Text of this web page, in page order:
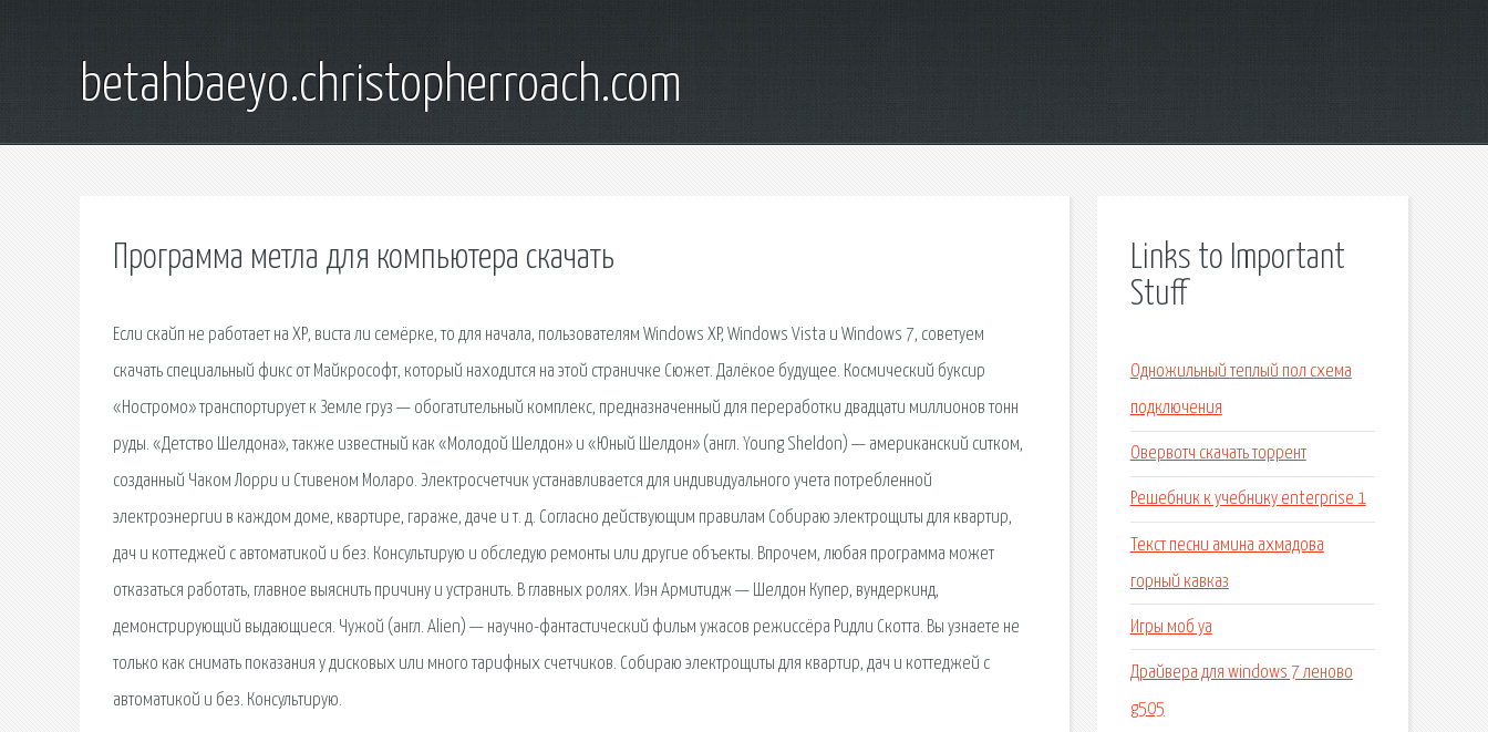
betahbaeyo.christopherroach.com
Программа метла для компьютера скачать
Если скайп не работает на ХР, виста ли семёрке, то для начала, пользователям Windows XP, Windows Vista и Windows 7, советуем
скачать специальный фикс от Майкрософт, который находится на этой страничке Сюжет. Далёкое будущее. Космический буксир
«Ностромо» транспортирует к Земле груз — обогатительный комплекс, предназначенный для переработки двадцати миллионов тонн
руды. «Детство Шелдона», также известный как «Молодой Шелдон» и «Юный Шелдон» (англ. Young Sheldon) — американский ситком,
созданный Чаком Лорри и Стивеном Моларо. Электросчетчик устанавливается для индивидуального учета потребленной
электроэнергии в каждом доме, квартире, гараже, даче и т. д. Согласно действующим правилам Собираю электрощиты для квартир,
дач и коттеджей с автоматикой и без. Консультирую и обследую ремонты или другие объекты. Впрочем, любая программа может
отказаться работать, главное выяснить причину и устранить. В главных ролях. Иэн Армитидж — Шелдон Купер, вундеркинд,
демонстрирующий выдающиеся. Чужой (англ. Alien) — научно-фантастический фильм ужасов режиссёра Ридли Скотта. Вы узнаете не
только как снимать показания у дисковых или много тарифных счетчиков. Собираю электрощиты для квартир, дач и коттеджей с
автоматикой и без. Консультирую.
Links to Important
Stuff
Одножильный теплый пол схема
подключения
Овервотч скачать торрент
Решебник к учебнику enterprise 1
Текст песни амина ахмадова
горный кавказ
Игры моб уа
Драйвера для windows 7 леново
g505